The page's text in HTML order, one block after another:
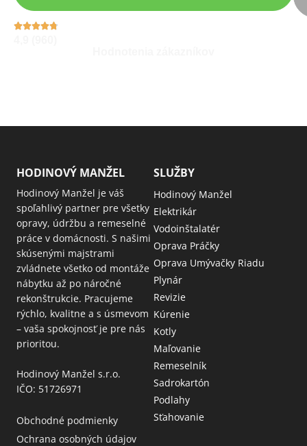
HODINOVÝ MANŽEL
Hodinový Manžel je váš
spoľahlivý partner pre všetky
opravy, údržbu a remeselné
práce v domácnosti. S našimi
skúsenými majstrami
zvládnete všetko od montáže
nábytku až po náročné
rekonštrukcie. Pracujeme
rýchlo, kvalitne a s úsmevom
– vaša spokojnosť je pre nás
prioritou.
Hodinový Manžel s.r.o.
IČO: 51726971
Obchodné podmienky
Ochrana osobných údajov
SLUŽBY
Hodinový Manžel
Elektrikár
Vodoinštalatér
Oprava Práčky
Oprava Umývačky Riadu
Plynár
Revizie
Kúrenie
Kotly
Maľovanie
Remeselník
Sadrokartón
Podlahy
Sťahovanie